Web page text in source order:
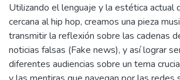
Utilizando el lenguaje y la estética actual
cercana al hip hop, creamos una pieza
transmitir la reflexión sobre las cadenas
noticias falsas (Fake news), y así lograr
diferentes audiencias sobre un tema